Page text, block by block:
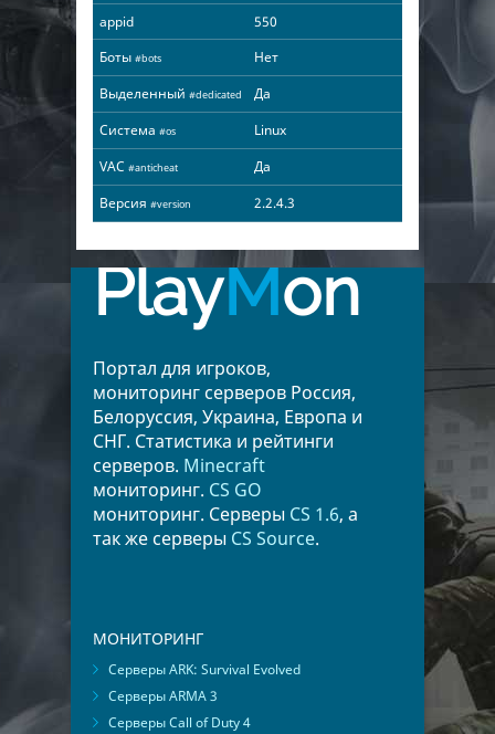
appid
550
Боты #bots
Нет
Выделенный #dedicated
Да
Система #os
Linux
VAC #anticheat
Да
Версия #version 2.2.4.3
PlayMon
Портал для игроков,
мониторинг серверов Россия,
Белоруссия, Украина, Европа и
СНГ. Статистика и рейтинги
серверов. Minecraft
мониторинг. CS GO
мониторинг. Серверы CS 1.6, а
так же серверы CS Source.
МОНИТОРИНГ
Серверы ARK: Survival Evolved
Серверы ARMA 3
Серверы Call of Duty 4